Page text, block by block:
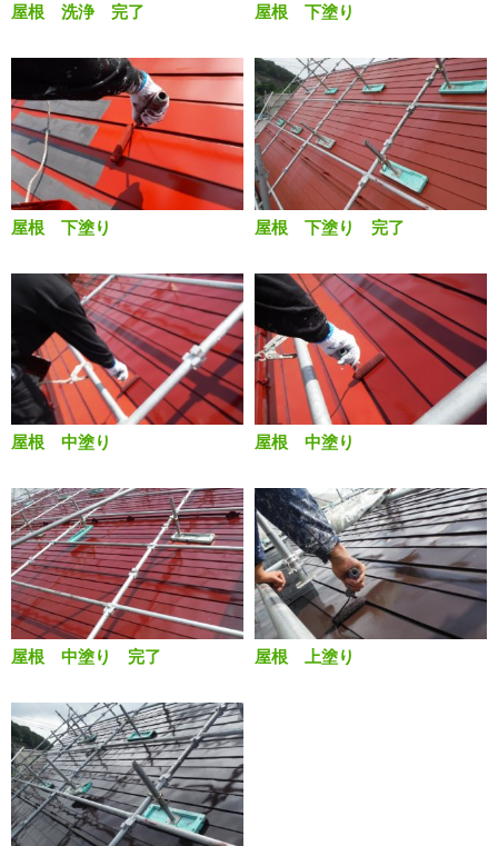
屋根 洗浄 完了 屋根 下塗り
屋根 下塗り 屋根 下塗り 完了
屋根 中塗り 屋根 中塗り
屋根 中塗り 完了 屋根 上塗り